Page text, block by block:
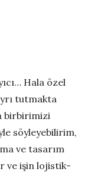
Hala özel
tutmakta
birbirimizi
söyleyebilirim,
ve tasarım
ve işin lojistik-